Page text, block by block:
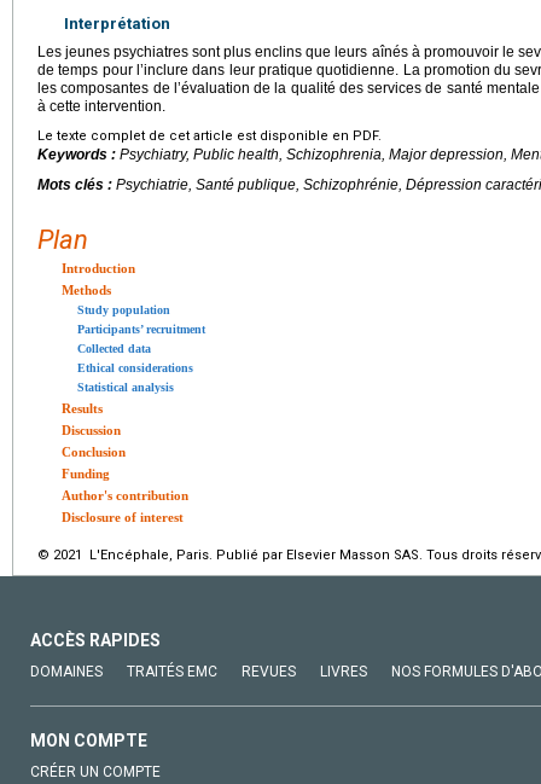
Interprétation
Les jeunes psychiatres sont plus enclins que leurs aînés à promouvoir le
de temps pour l’inclure dans leur pratique quotidienne. La promotion du
les composantes de l’évaluation de la qualité des services de santé
à cette intervention.
Le texte complet de cet article est disponible en PDF.
Keywords : Psychiatry, Public health, Schizophrenia, Major depression,
Mots clés : Psychiatrie, Santé publique, Schizophrénie, Dépression
Plan
Introduction
Methods
Study population
Participants’ recruitment
Collected data
Ethical considerations
Statistical analysis
Results
Discussion
Conclusion
Funding
Author's contribution
Disclosure of interest
© 2021 L'Encéphale, Paris. Publié par Elsevier Masson SAS. Tous droits
ACCÈS RAPIDES
DOMAINES TRAITÉS EMC REVUES LIVRES NOS FORMULES
MON COMPTE
CRÉER UN COMPTE